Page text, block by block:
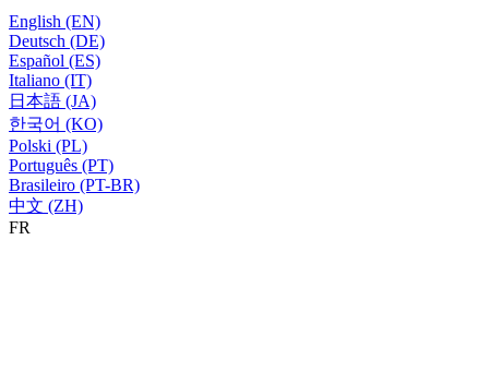
English (EN)
Deutsch (DE)
Español (ES)
Italiano (IT)
日本語 (JA)
한국어 (KO)
Polski (PL)
Português (PT)
Brasileiro (PT-BR)
中文 (ZH)
FR